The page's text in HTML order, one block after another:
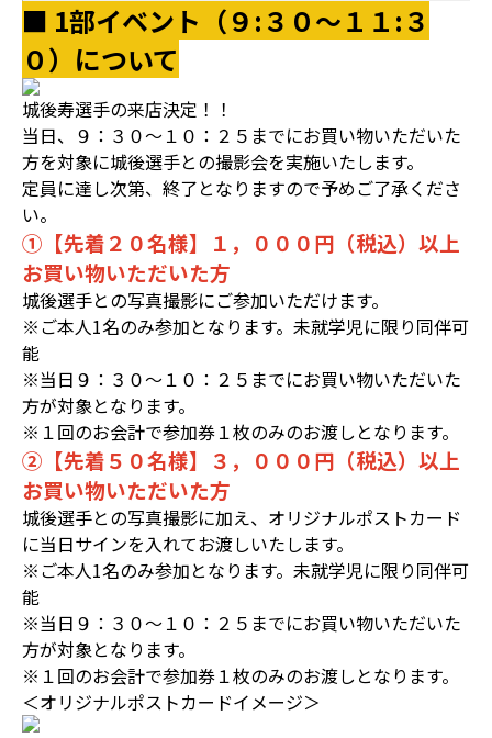
■ 1部イベント（９:３０～１１:３
０）について
城後寿選手の来店決定！！
当日、９：３０～１０：２５までにお買い物いただいた
方を対象に城後選手との撮影会を実施いたします。
定員に達し次第、終了となりますので予めご了承くださ
い。
①【先着２０名様】１，０００円（税込）以上
お買い物いただいた方
城後選手との写真撮影にご参加いただけます。
※ご本人1名のみ参加となります。未就学児に限り同伴可
能
※当日９：３０～１０：２５までにお買い物いただいた
方が対象となります。
※１回のお会計で参加券１枚のみのお渡しとなります。
②【先着５０名様】３，０００円（税込）以上
お買い物いただいた方
城後選手との写真撮影に加え、オリジナルポストカード
に当日サインを入れてお渡しいたします。
※ご本人1名のみ参加となります。未就学児に限り同伴可
能
※当日９：３０～１０：２５までにお買い物いただいた
方が対象となります。
※１回のお会計で参加券１枚のみのお渡しとなります。
＜オリジナルポストカードイメージ＞